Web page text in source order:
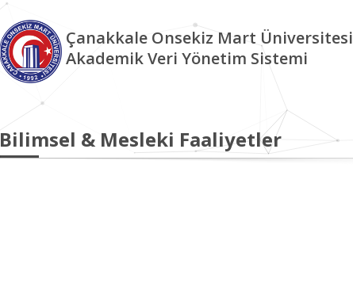
Çanakkale Onsekiz Mart Üniversitesi
Akademik Veri Yönetim Sistemi
Bilimsel & Mesleki Faaliyetler